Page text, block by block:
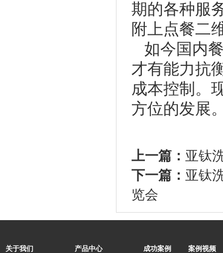
期的各种服
附上点餐二
如今国内
才有能力抗
成本控制。
方位的发展
上一篇： 亚钛
下一篇： 亚钛
览会
关于我们 产品中心 成功案例 案例视频